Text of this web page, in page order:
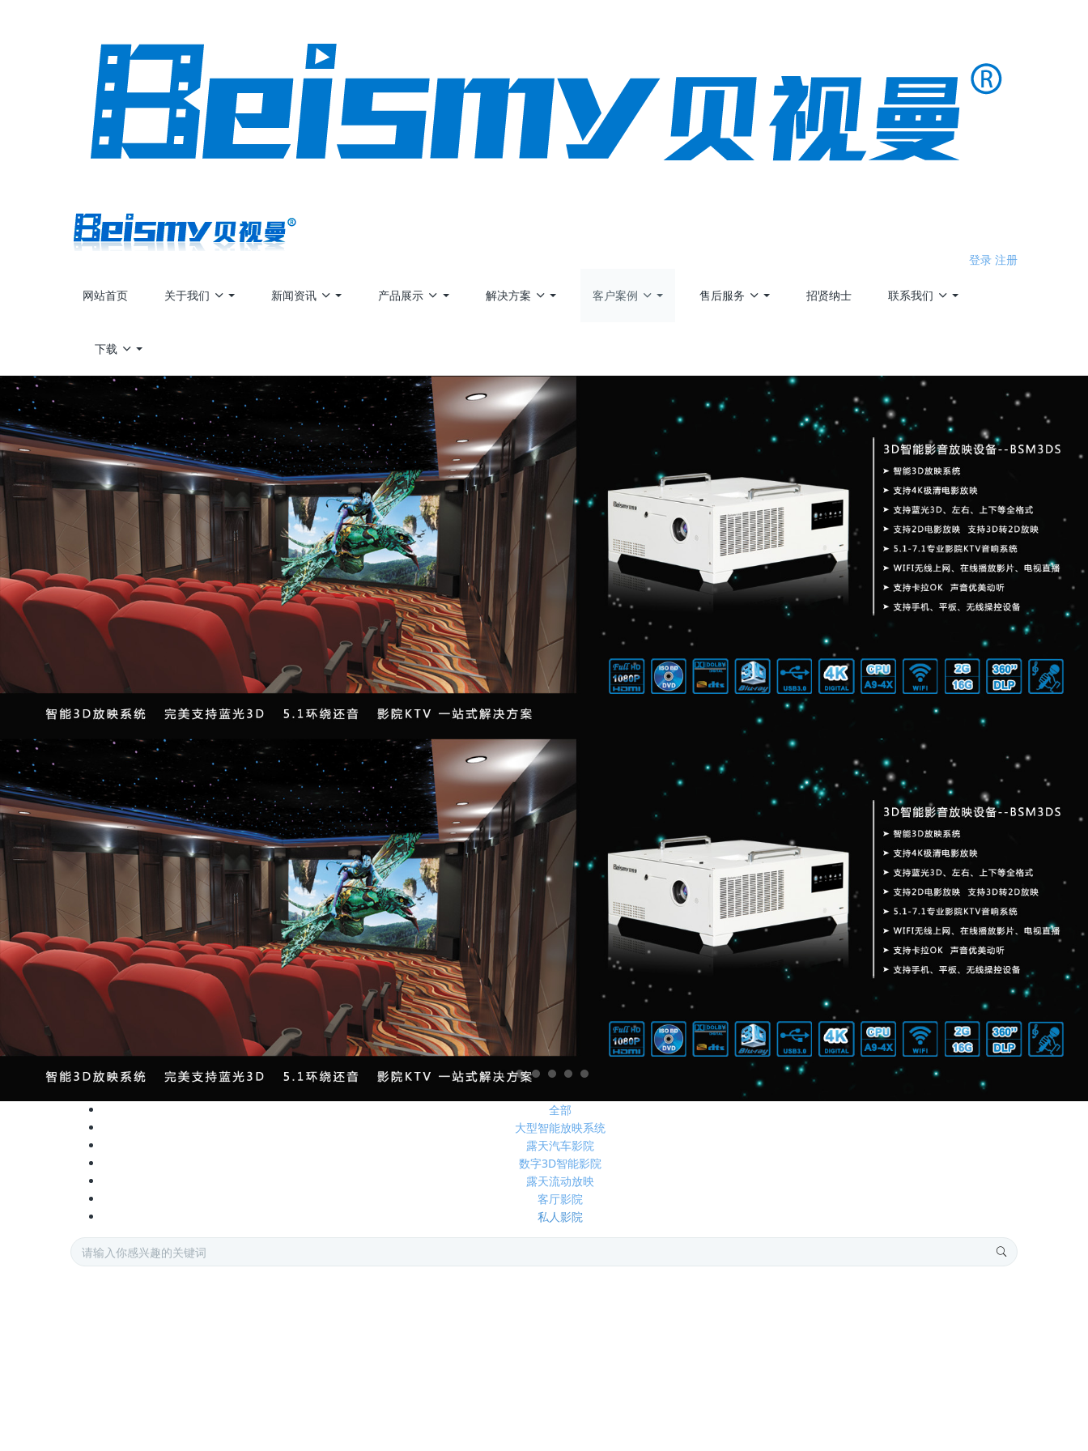
登录 注册
网站首页 关于我们 新闻资讯 产品展示 解决方案 客户案例 售后服务 招贤纳士 联系我们
下载
全部
大型智能放映系统
露天汽车影院
数字3D智能影院
露天流动放映
客厅影院
私人影院